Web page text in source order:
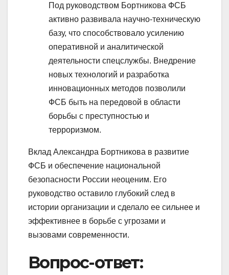
Под руководством Бортникова ФСБ
активно развивала научно-техническую
базу, что способствовало усилению
оперативной и аналитической
деятельности спецслужбы. Внедрение
новых технологий и разработка
инновационных методов позволили
ФСБ быть на передовой в области
борьбы с преступностью и
терроризмом.
Вклад Александра Бортникова в развитие
ФСБ и обеспечение национальной
безопасности России неоценим. Его
руководство оставило глубокий след в
истории организации и сделало ее сильнее и
эффективнее в борьбе с угрозами и
вызовами современности.
Вопрос-ответ: